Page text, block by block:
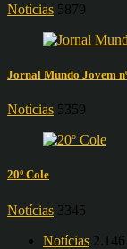
Notícias 5879
Jornal Mundo Jovem
Notícias 5359
20º Cole
Notícias 3345
Notícias 2.146